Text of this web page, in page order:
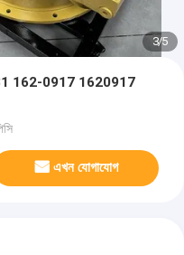
3/5
162-0917 1620917
এখন যোগাযোগ